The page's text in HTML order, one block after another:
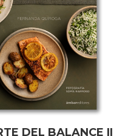
DEL BALANCE II